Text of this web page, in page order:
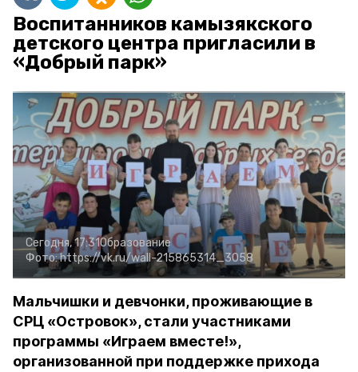
Воспитанников камызякского
детского центра пригласили в
«Добрый парк»
Сегодня, 17:31Образование
Фото:https://vk.ru/wall-215865314_3058
Мальчишки и девчонки, проживающие в
СРЦ «Островок», стали участниками
программы «Играем вместе!»,
организованной при поддержке прихода